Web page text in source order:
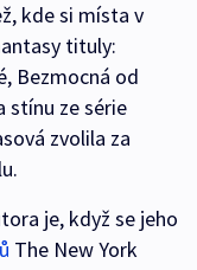
kde si místa v
tituly:
Bezmocná od
stínu ze série
zvolila za
je, když se jeho
The New York